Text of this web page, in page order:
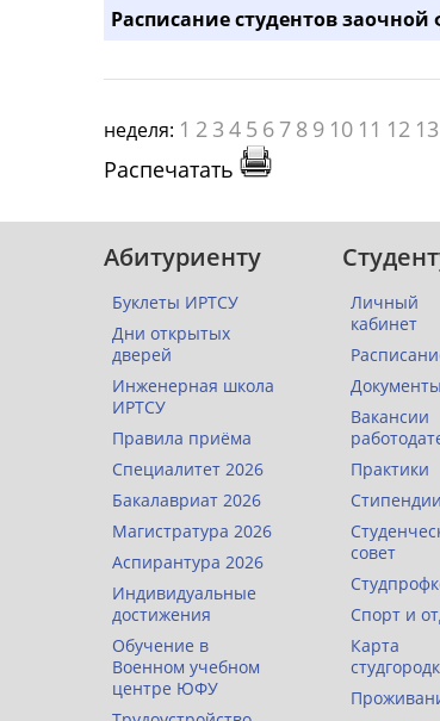
Расписание студентов
неделя: 1 2 3 4 5 6 7 8 9 10 11 12 13
Распечатать
Абитуриенту
Буклеты ИРТСУ
Дни открытых
дверей
Инженерная школа
ИРТСУ
Правила приёма
Специалитет 2026
Бакалавриат 2026
Магистратура 2026
Аспирантура 2026
Индивидуальные
достижения
Обучение в
Военном учебном
центре ЮФУ
Личный
кабинет
Документы
Вакансии
Практики
Стипендии
совет
Спорт и
Карта